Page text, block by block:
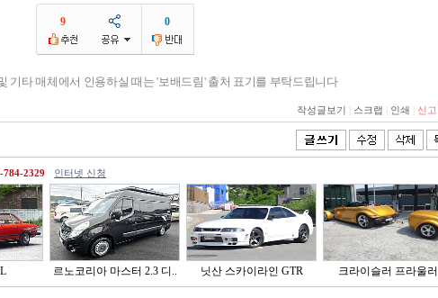
9 0
기타 매체에서 인용하실 때는 '보배드림' 출처 표기를 부탁드립니다
작성글보기 스크랩 인쇄 신고
784-2329 인터넷 신청
르노코리아 마스터 2.3 디.. 닛산 스카이라인 GTR 크라이슬러 프라울러